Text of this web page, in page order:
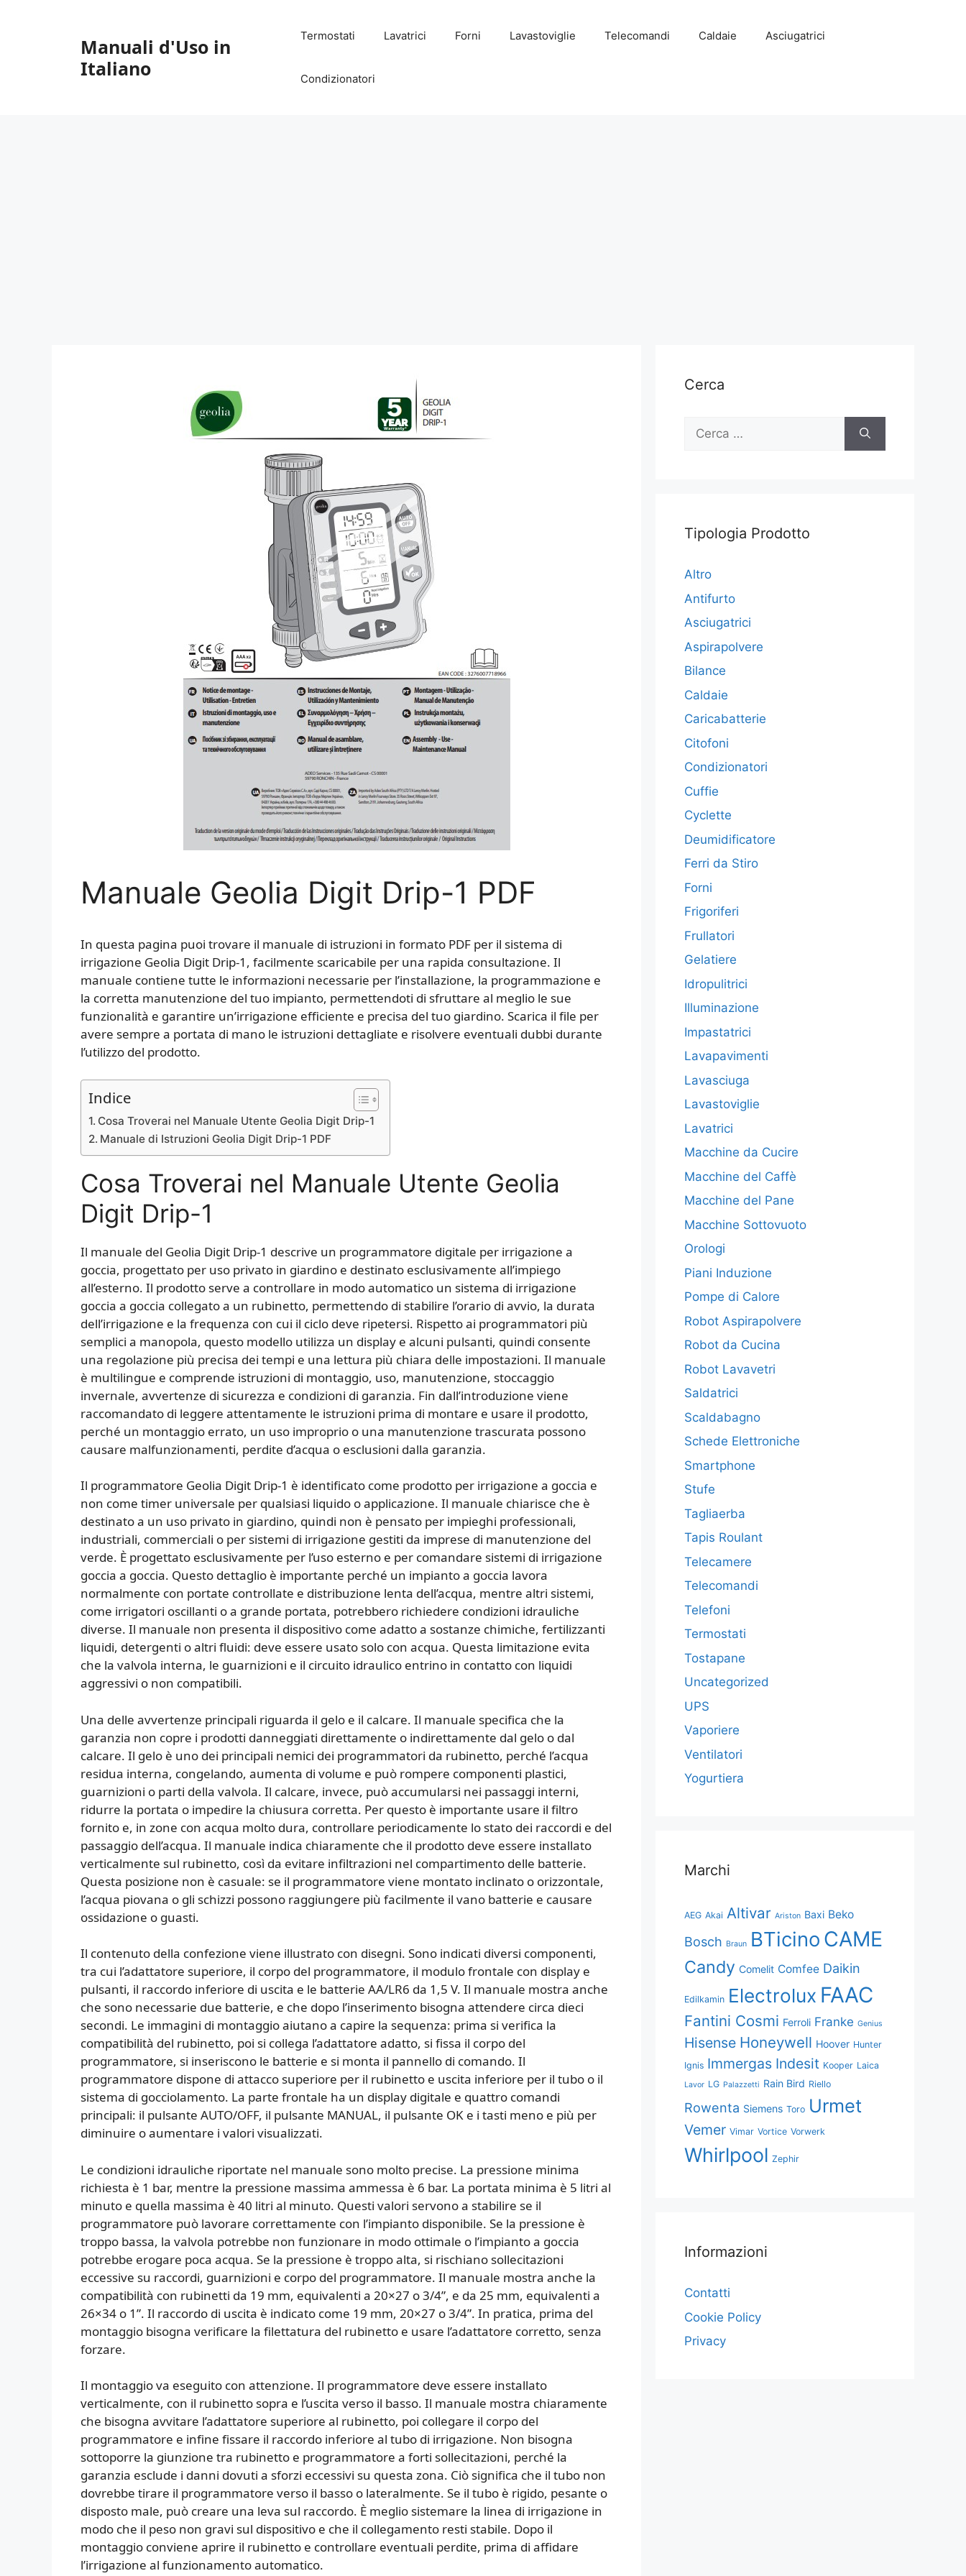
Manuali d'Uso in
Italiano
Termostati Lavatrici Forni Lavastoviglie Telecomandi Caldaie Asciugatrici
Condizionatori
Manuale Geolia Digit Drip-1 PDF
In questa pagina puoi trovare il manuale di istruzioni in formato PDF per il sistema di
irrigazione Geolia Digit Drip-1, facilmente scaricabile per una rapida consultazione. Il
manuale contiene tutte le informazioni necessarie per l’installazione, la programmazione e
la corretta manutenzione del tuo impianto, permettendoti di sfruttare al meglio le sue
funzionalità e garantire un’irrigazione efficiente e precisa del tuo giardino. Scarica il file per
avere sempre a portata di mano le istruzioni dettagliate e risolvere eventuali dubbi durante
l’utilizzo del prodotto.
Indice
Cosa Troverai nel Manuale Utente Geolia Digit Drip-1
Manuale di Istruzioni Geolia Digit Drip-1 PDF
Cosa Troverai nel Manuale Utente Geolia
Digit Drip-1
Il manuale del Geolia Digit Drip-1 descrive un programmatore digitale per irrigazione a
goccia, progettato per uso privato in giardino e destinato esclusivamente all’impiego
all’esterno. Il prodotto serve a controllare in modo automatico un sistema di irrigazione
goccia a goccia collegato a un rubinetto, permettendo di stabilire l’orario di avvio, la durata
dell’irrigazione e la frequenza con cui il ciclo deve ripetersi. Rispetto ai programmatori più
semplici a manopola, questo modello utilizza un display e alcuni pulsanti, quindi consente
una regolazione più precisa dei tempi e una lettura più chiara delle impostazioni. Il manuale
è multilingue e comprende istruzioni di montaggio, uso, manutenzione, stoccaggio
invernale, avvertenze di sicurezza e condizioni di garanzia. Fin dall’introduzione viene
raccomandato di leggere attentamente le istruzioni prima di montare e usare il prodotto,
perché un montaggio errato, un uso improprio o una manutenzione trascurata possono
causare malfunzionamenti, perdite d’acqua o esclusioni dalla garanzia.
Il programmatore Geolia Digit Drip-1 è identificato come prodotto per irrigazione a goccia e
non come timer universale per qualsiasi liquido o applicazione. Il manuale chiarisce che è
destinato a un uso privato in giardino, quindi non è pensato per impieghi professionali,
industriali, commerciali o per sistemi di irrigazione gestiti da imprese di manutenzione del
verde. È progettato esclusivamente per l’uso esterno e per comandare sistemi di irrigazione
goccia a goccia. Questo dettaglio è importante perché un impianto a goccia lavora
normalmente con portate controllate e distribuzione lenta dell’acqua, mentre altri sistemi,
come irrigatori oscillanti o a grande portata, potrebbero richiedere condizioni idrauliche
diverse. Il manuale non presenta il dispositivo come adatto a sostanze chimiche, fertilizzanti
liquidi, detergenti o altri fluidi: deve essere usato solo con acqua. Questa limitazione evita
che la valvola interna, le guarnizioni e il circuito idraulico entrino in contatto con liquidi
aggressivi o non compatibili.
Una delle avvertenze principali riguarda il gelo e il calcare. Il manuale specifica che la
garanzia non copre i prodotti danneggiati direttamente o indirettamente dal gelo o dal
calcare. Il gelo è uno dei principali nemici dei programmatori da rubinetto, perché l’acqua
residua interna, congelando, aumenta di volume e può rompere componenti plastici,
guarnizioni o parti della valvola. Il calcare, invece, può accumularsi nei passaggi interni,
ridurre la portata o impedire la chiusura corretta. Per questo è importante usare il filtro
fornito e, in zone con acqua molto dura, controllare periodicamente lo stato dei raccordi e del
passaggio dell’acqua. Il manuale indica chiaramente che il prodotto deve essere installato
verticalmente sul rubinetto, così da evitare infiltrazioni nel compartimento delle batterie.
Questa posizione non è casuale: se il programmatore viene montato inclinato o orizzontale,
l’acqua piovana o gli schizzi possono raggiungere più facilmente il vano batterie e causare
ossidazione o guasti.
Il contenuto della confezione viene illustrato con disegni. Sono indicati diversi componenti,
tra cui l’adattatore superiore, il corpo del programmatore, il modulo frontale con display e
pulsanti, il raccordo inferiore di uscita e le batterie AA/LR6 da 1,5 V. Il manuale mostra anche
che sono necessarie due batterie, e che dopo l’inserimento bisogna attendere circa dieci
secondi. Le immagini di montaggio aiutano a capire la sequenza: prima si verifica la
compatibilità del rubinetto, poi si collega l’adattatore adatto, si fissa il corpo del
programmatore, si inseriscono le batterie e si monta il pannello di comando. Il
programmatore dispone di attacco superiore per il rubinetto e uscita inferiore per il tubo o il
sistema di gocciolamento. La parte frontale ha un display digitale e quattro comandi
principali: il pulsante AUTO/OFF, il pulsante MANUAL, il pulsante OK e i tasti meno e più per
diminuire o aumentare i valori visualizzati.
Le condizioni idrauliche riportate nel manuale sono molto precise. La pressione minima
richiesta è 1 bar, mentre la pressione massima ammessa è 6 bar. La portata minima è 5 litri al
minuto e quella massima è 40 litri al minuto. Questi valori servono a stabilire se il
programmatore può lavorare correttamente con l’impianto disponibile. Se la pressione è
troppo bassa, la valvola potrebbe non funzionare in modo ottimale o l’impianto a goccia
potrebbe erogare poca acqua. Se la pressione è troppo alta, si rischiano sollecitazioni
eccessive su raccordi, guarnizioni e corpo del programmatore. Il manuale mostra anche la
compatibilità con rubinetti da 19 mm, equivalenti a 20×27 o 3/4”, e da 25 mm, equivalenti a
26×34 o 1”. Il raccordo di uscita è indicato come 19 mm, 20×27 o 3/4”. In pratica, prima del
montaggio bisogna verificare la filettatura del rubinetto e usare l’adattatore corretto, senza
forzare.
Il montaggio va eseguito con attenzione. Il programmatore deve essere installato
verticalmente, con il rubinetto sopra e l’uscita verso il basso. Il manuale mostra chiaramente
che bisogna avvitare l’adattatore superiore al rubinetto, poi collegare il corpo del
programmatore e infine fissare il raccordo inferiore al tubo di irrigazione. Non bisogna
sottoporre la giunzione tra rubinetto e programmatore a forti sollecitazioni, perché la
garanzia esclude i danni dovuti a sforzi eccessivi su questa zona. Ciò significa che il tubo non
dovrebbe tirare il programmatore verso il basso o lateralmente. Se il tubo è rigido, pesante o
disposto male, può creare una leva sul raccordo. È meglio sistemare la linea di irrigazione in
modo che il peso non gravi sul dispositivo e che il collegamento resti stabile. Dopo il
montaggio conviene aprire il rubinetto e controllare eventuali perdite, prima di affidare
l’irrigazione al funzionamento automatico.
Cerca
Ricerca
Tipologia Prodotto
Altro
Antifurto
Asciugatrici
Aspirapolvere
Bilance
Caldaie
Caricabatterie
Citofoni
Condizionatori
Cuffie
Cyclette
Deumidificatore
Ferri da Stiro
Forni
Frigoriferi
Frullatori
Gelatiere
Idropulitrici
Illuminazione
Impastatrici
Lavapavimenti
Lavasciuga
Lavastoviglie
Lavatrici
Macchine da Cucire
Macchine del Caffè
Macchine del Pane
Macchine Sottovuoto
Orologi
Piani Induzione
Pompe di Calore
Robot Aspirapolvere
Robot da Cucina
Robot Lavavetri
Saldatrici
Scaldabagno
Schede Elettroniche
Smartphone
Stufe
Tagliaerba
Tapis Roulant
Telecamere
Telecomandi
Telefoni
Termostati
Tostapane
Uncategorized
UPS
Vaporiere
Ventilatori
Yogurtiera
Marchi
AEG Akai Altivar Ariston Baxi Beko
Bosch Braun BTicino CAME
Candy Comelit Comfee Daikin
Edilkamin Electrolux FAAC
Fantini Cosmi Ferroli Franke Genius
Hisense Honeywell Hoover Hunter
Ignis Immergas Indesit Kooper Laica
Lavor LG Palazzetti Rain Bird Riello
Rowenta Siemens Toro Urmet
Vemer Vimar Vortice Vorwerk
Whirlpool Zephir
Informazioni
Contatti
Cookie Policy
Privacy